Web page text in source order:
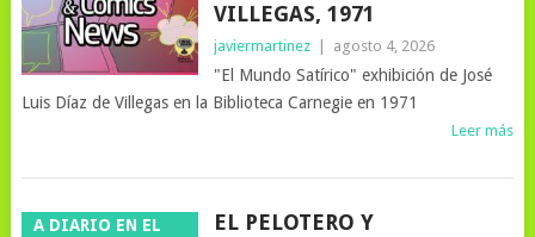
VILLEGAS, 1971
javiermartinez agosto 4, 2026
"El Mundo Satírico" exhibición de José
Luis Díaz de Villegas en la Biblioteca Carnegie en 1971
Leer más
A DIARIO EN EL
EL PELOTERO Y